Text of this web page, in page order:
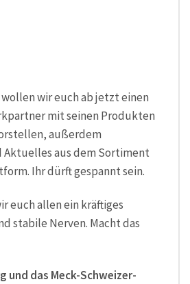
wir euch ab jetzt einen
mit seinen Produkten
außerdem
aus dem Sortiment
Ihr dürft gespannt sein.
euch allen ein kräftiges
stabile Nerven. Macht das
und das Meck-Schweizer-